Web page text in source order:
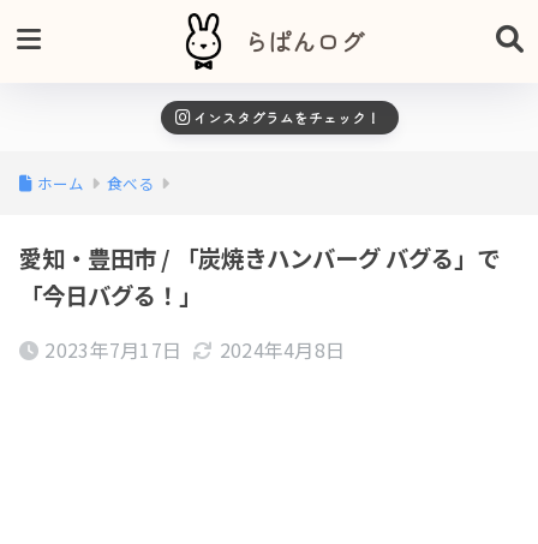
らぱんログ
インスタグラムをチェック！
ホーム 食べる
愛知・豊田市 / 「炭焼きハンバーグ バグる」で
「今日バグる！」
2023年7月17日 2024年4月8日